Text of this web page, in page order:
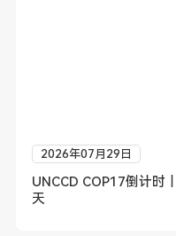
2026年07月29日
UNCCD COP17倒计时
天